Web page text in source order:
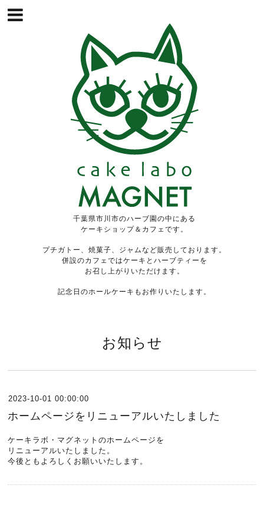
千葉県市川市のハーブ園の中にある
ケーキショップ＆カフェです。
プチガトー、焼菓子、ジャムなど販売しております。
併設のカフェではケーキとハーブティーを
お召し上がりいただけます。
記念日のホールケーキもお作りいたします。
お知らせ
2023-10-01 00:00:00
ホームページをリニューアルいたしました
ケーキラボ・マグネットのホームページを
リニューアルいたしました。
今後ともよろしくお願いいたします。